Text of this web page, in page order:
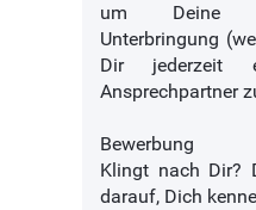
um Deine
Unterbringung
Dir jederzeit
Ansprechpartner
Bewerbung
Klingt nach Dir?
darauf, Dich